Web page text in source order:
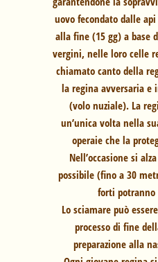
uovo fecondato dalle
alla fine (15 gg) a base
vergini, nelle loro celle
chiamato canto della
la regina avversaria e
(volo nuziale). La
un’unica volta nella
operaie che la
Nell’occasione si
possibile (fino a 30
forti potranno
Lo sciamare può
processo di fine
preparazione alla